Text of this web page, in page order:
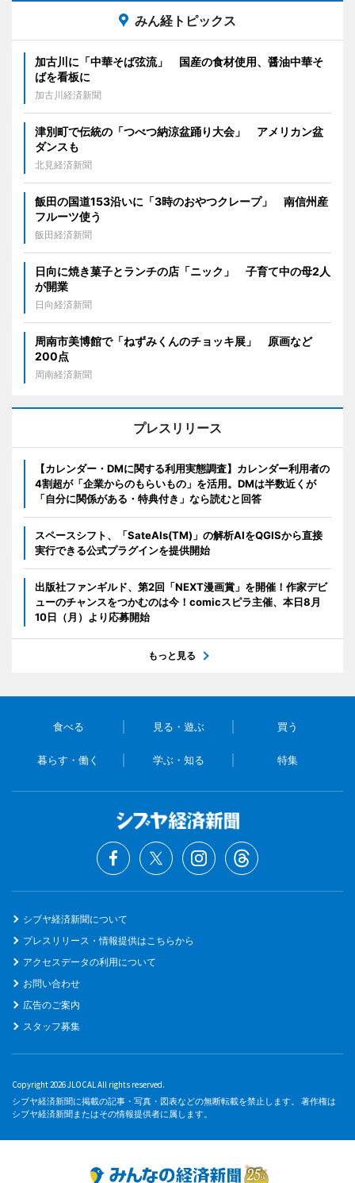
みん経トピックス
加古川に「中華そば弦流」 国産の食材使用、醤油中華そ
ばを看板に
加古川経済新聞
津別町で伝統の「つべつ納涼盆踊り大会」 アメリカン盆
ダンスも
北見経済新聞
飯田の国道153沿いに「3時のおやつクレープ」 南信州産
フルーツ使う
飯田経済新聞
日向に焼き菓子とランチの店「ニック」 子育て中の母2人
が開業
日向経済新聞
周南市美博館で「ねずみくんのチョッキ展」 原画など
200点
周南経済新聞
プレスリリース
【カレンダー・DMに関する利用実態調査】カレンダー利用者の
4割超が「企業からのもらいもの」を活用。DMは半数近くが
「自分に関係がある・特典付き」なら読むと回答
スペースシフト、「SateAIs(TM)」の解析AIをQGISから直接
実行できる公式プラグインを提供開始
出版社ファンギルド、第2回「NEXT漫画賞」を開催！作家デビ
ューのチャンスをつかむのは今！comicスピラ主催、本日8月
10日（月）より応募開始
もっと見る
食べる 見る・遊ぶ 買う
暮らす・働く 学ぶ・知る 特集
シブヤ経済新聞について
プレスリリース・情報提供はこちらから
アクセスデータの利用について
お問い合わせ
広告のご案内
スタッフ募集
Copyright 2026 JLOCAL All rights reserved.
シブヤ経済新聞に掲載の記事・写真・図表などの無断転載を禁止します。 著作権は
シブヤ経済新聞またはその情報提供者に属します。